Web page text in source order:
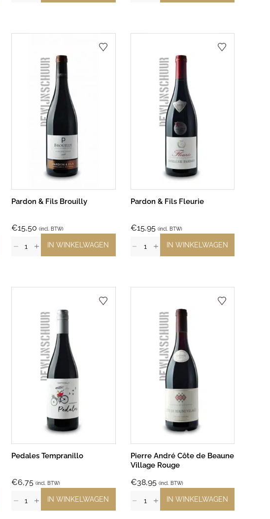
Pardon & Fils Brouilly
€15,50 (incl. BTW)
IN WINKELWAGEN
Pardon & Fils Fleurie
€15,95 (incl. BTW)
IN WINKELWAGEN
Pedales Tempranillo
€6,75 (incl. BTW)
IN WINKELWAGEN
Pierre André Côte de Beaune
Village Rouge
€38,95 (incl. BTW)
IN WINKELWAGEN